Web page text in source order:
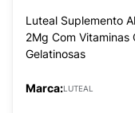
Luteal Suplemento
2Mg Com Vitaminas
Gelatinosas
Marca:LUTEAL